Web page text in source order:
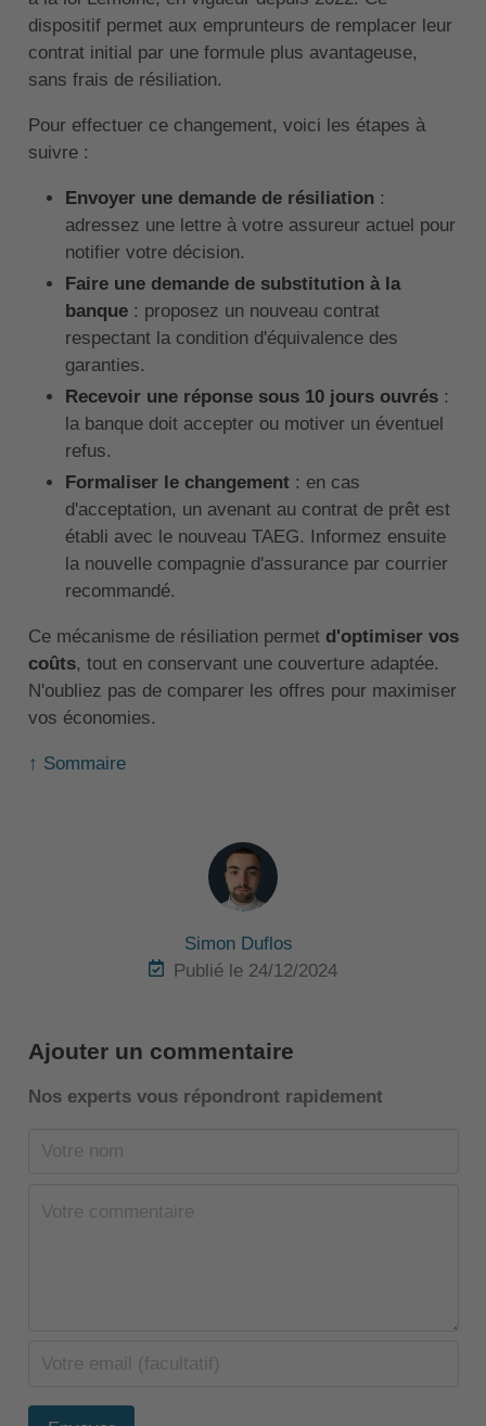
dispositif permet aux emprunteurs de remplacer leur
contrat initial par une formule plus avantageuse,
sans frais de résiliation.
Pour effectuer ce changement, voici les étapes à
suivre :
Envoyer une demande de résiliation:
adressez une lettre à votre assureur actuel pour
notifier votre décision.
Faire une demande de substitution à la
banque: proposez un nouveau contrat
respectant la condition d'équivalence des
garanties.
Recevoir une réponse sous 10 jours ouvrés:
la banque doit accepter ou motiver un éventuel
refus.
Formaliser le changement: en cas
d'acceptation, un avenant au contrat de prêt est
établi avec le nouveau TAEG. Informez ensuite
la nouvelle compagnie d'assurance par courrier
recommandé.
Ce mécanisme de résiliation permet d'optimiser vos
coûts, tout en conservant une couverture adaptée.
N'oubliez pas de comparer les offres pour maximiser
vos économies.
↑ Sommaire
Simon Duflos
Publié le 24/12/2024
Ajouter un commentaire
Nos experts vous répondront rapidement